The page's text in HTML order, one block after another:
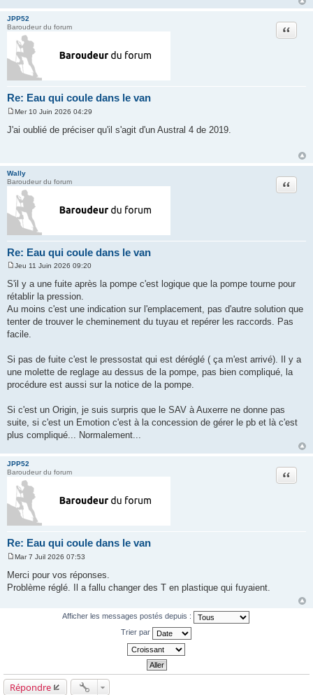
JPP52
Baroudeur du forum
Re: Eau qui coule dans le van
Citation
e
s
e
Mer 10 Juin 2026 04:29
J'ai oublié de préciser qu'il s'agit d'un Austral 4 de 2019.
Wally
Baroudeur du forum
Re: Eau qui coule dans le van
Citation
e
s
s
g
e
Jeu 11 Juin 2026 09:20
S'il y a une fuite après la pompe c'est logique que la pompe tourne pour
rétablir la pression.
Au moins c'est une indication sur l'emplacement, pas d'autre solution que
tenter de trouver le cheminement du tuyau et repérer les raccords. Pas
facile.
Si pas de fuite c'est le pressostat qui est déréglé ( ça m'est arrivé). Il y a
une molette de reglage au dessus de la pompe, pas bien compliqué, la
procédure est aussi sur la notice de la pompe.
Si c'est un Origin, je suis surpris que le SAV à Auxerre ne donne pas
suite, si c'est un Emotion c'est à la concession de gérer le pb et là c'est
plus compliqué... Normalement...
JPP52
Baroudeur du forum
Re: Eau qui coule dans le van
Citation
s
s
Mar 7 Juil 2026 07:53
Merci pour vos réponses.
Problème réglé. Il a fallu changer des T en plastique qui fuyaient.
Afficher les messages postés depuis :
Trier par
Répondre